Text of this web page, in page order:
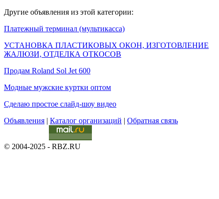
Другие объявления из этой категории:
Платежный терминал (мультикасса)
УСТАНОВКА ПЛАСТИКОВЫХ ОКОН, ИЗГОТОВЛЕНИЕ
ЖАЛЮЗИ, ОТДЕЛКА ОТКОСОВ
Продам Roland Sol Jet 600
Модные мужские куртки оптом
Сделаю простое слайд-шоу видео
Объявления | Каталог организаций | Обратная связь
© 2004-2025 - RBZ.RU